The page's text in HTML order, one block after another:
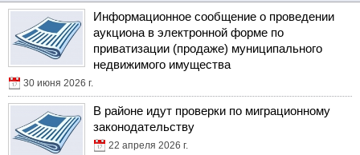
Информационное сообщение о проведении
аукциона в электронной форме по
приватизации (продаже) муниципального
недвижимого имущества
30 июня 2026 г.
В районе идут проверки по миграционному
законодательству
22 апреля 2026 г.